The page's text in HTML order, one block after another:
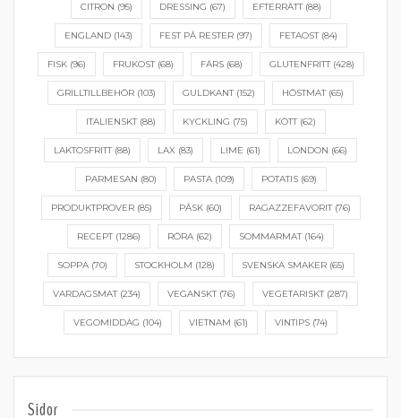
CITRON (95) DRESSING (67) EFTERRÄTT(88)
ENGLAND(143) FEST PÅ RESTER(97) FETAOST(84)
FISK(96) FRUKOST(68) FÄRS(68) GLUTENFRITT(428)
GRILLTILLBEHÖR (103) GULDKANT(152) HÖSTMAT(65)
ITALIENSKT(88) KYCKLING (75) KÖTT(62)
LAKTOSFRITT(88) LAX (83) LIME (61) LONDON (66)
PARMESAN (80) PASTA(109) POTATIS(69)
PRODUKTPROVER(85) PÅSK(60) RAGAZZEFAVORIT(76)
RECEPT(1286) RÖRA (62) SOMMARMAT(164)
SOPPA(70) STOCKHOLM (128) SVENSKA SMAKER(65)
VARDAGSMAT(234) VEGANSKT(76) VEGETARISKT(287)
VEGOMIDDAG (104) VIETNAM (61) VINTIPS (74)
Sidor